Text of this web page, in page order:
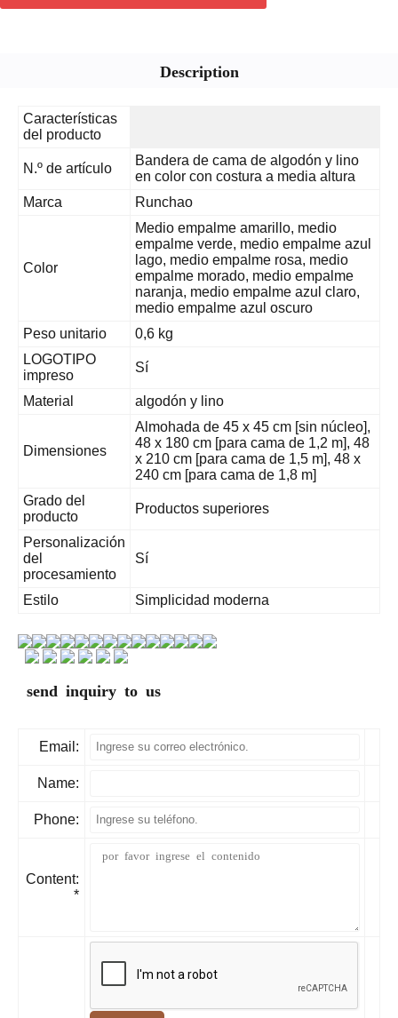
Description
Características
del producto
N.º de artículo
Bandera de cama de algodón y lino
en color con costura a media altura
Marca
Runchao
Color
Medio empalme amarillo, medio
empalme verde, medio empalme azul
lago, medio empalme rosa, medio
empalme morado, medio empalme
naranja, medio empalme azul claro,
medio empalme azul oscuro
Peso unitario
0,6 kg
LOGOTIPO
impreso
Sí
Material algodón y lino
Dimensiones
Almohada de 45 x 45 cm [sin núcleo],
48 x 180 cm [para cama de 1,2 m], 48
x 210 cm [para cama de 1,5 m], 48 x
240 cm [para cama de 1,8 m]
Grado del
producto
Productos superiores
Personalización
del
procesamiento
Sí
Estilo Simplicidad moderna
send inquiry to us
Email:
Name:
Phone:
Content:
*